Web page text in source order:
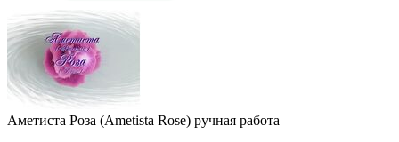
Аметиста Роза (Ametista Rosе) ручная работа